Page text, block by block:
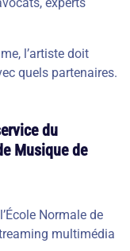
l’artiste doit
quels partenaires.
du
Musique de
Normale de
multimédia